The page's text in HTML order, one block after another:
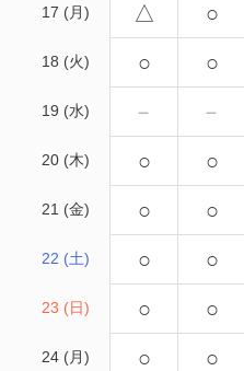
17 (月) △ ○
18 (火) ○ ○
19 (水) － －
20 (木) ○ ○
21 (金) ○ ○
22 (土) ○ ○
23 (日) ○ ○
24 (月) ○ ○